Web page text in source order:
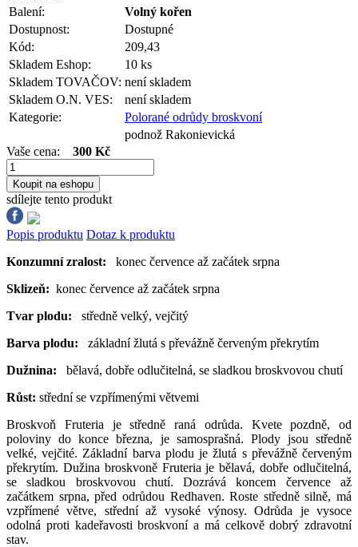
Balení:
Volný kořen
Dostupnost:
Dostupné
Kód:
209,43
Skladem Eshop:
10 ks
Skladem TOVAČOV: není skladem
Skladem O.N. VES:
není skladem
Kategorie:
Polorané odrůdy broskvoní
podnož Rakonievická
Vaše cena: 300 Kč
Koupit na eshopu
sdílejte tento produkt
Popis produktu Dotaz k produktu
Konzumní zralost: konec července až začátek srpna
Sklizeň: konec července až začátek srpna
Tvar plodu: středně velký, vejčitý
Barva plodu: základní žlutá s převážně červeným překrytím
Dužnina: bělavá, dobře odlučitelná, se sladkou broskvovou chutí
Růst: střední se vzpřímenými větvemi
Broskvoň Fruteria je středně raná odrůda. Kvete pozdně, od
poloviny do konce března, je samosprašná. Plody jsou středně
velké, vejčité. Základní barva plodu je žlutá s převážně červeným
překrytím. Dužina broskvoně Fruteria je bělavá, dobře odlučitelná,
se sladkou broskvovou chutí. Dozrává koncem července až
začátkem srpna, před odrůdou Redhaven. Roste středně silně, má
vzpřímené větve, střední až vysoké výnosy. Odrůda je vysoce
odolná proti kadeřavosti broskvoní a má celkově dobrý zdravotní
stav.